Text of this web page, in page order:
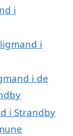
i
i
i de
i Strandby